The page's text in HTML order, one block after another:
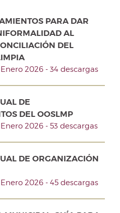
PARA DAR
AL
DEL
2026 - 34 descargas
DE
DEL OOSLMP
2026 - 53 descargas
DE ORGANIZACIÓN
2026 - 45 descargas